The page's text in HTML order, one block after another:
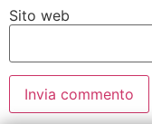
Sito web